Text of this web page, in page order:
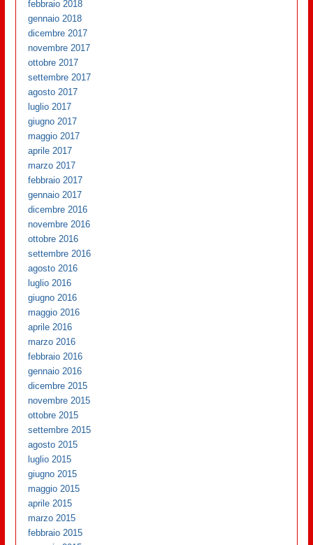
febbraio 2018
gennaio 2018
dicembre 2017
novembre 2017
ottobre 2017
settembre 2017
agosto 2017
luglio 2017
giugno 2017
maggio 2017
aprile 2017
marzo 2017
febbraio 2017
gennaio 2017
dicembre 2016
novembre 2016
ottobre 2016
settembre 2016
agosto 2016
luglio 2016
giugno 2016
maggio 2016
aprile 2016
marzo 2016
febbraio 2016
gennaio 2016
dicembre 2015
novembre 2015
ottobre 2015
settembre 2015
agosto 2015
luglio 2015
giugno 2015
maggio 2015
aprile 2015
marzo 2015
febbraio 2015